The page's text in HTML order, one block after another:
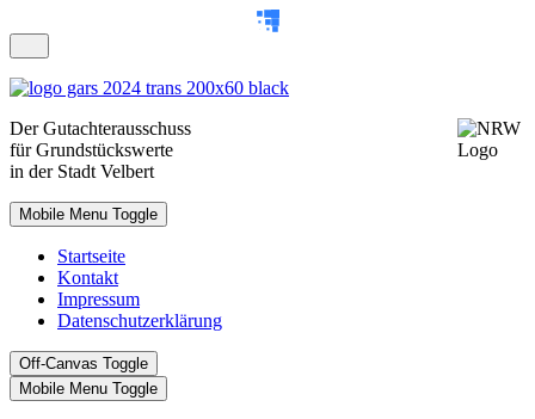
DerGutachterausschuss
für Grundstückswerte
in der Stadt Velbert
Mobile Menu Toggle
Startseite
Kontakt
Impressum
Datenschutzerklärung
Off-Canvas Toggle
Mobile Menu Toggle